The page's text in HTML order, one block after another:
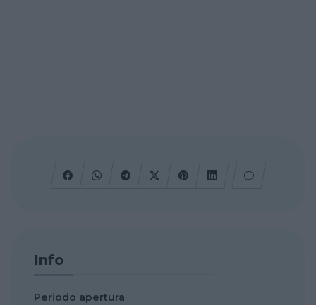
Info
Periodo apertura